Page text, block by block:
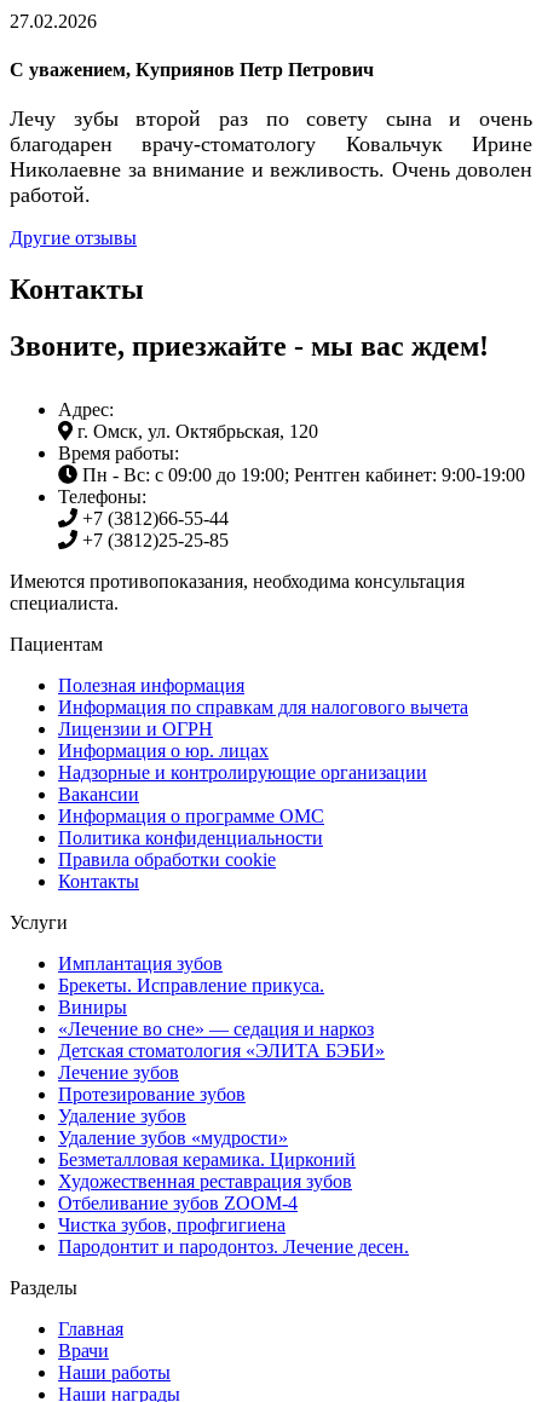
27.02.2026
С уважением, Куприянов Петр Петрович
Лечу зубы второй раз по совету сына и очень
благодарен врачу-стоматологу Ковальчук Ирине
Николаевне за внимание и вежливость. Очень доволен
работой.
Другие отзывы
Контакты
Звоните, приезжайте - мы вас ждем!
Адрес:
г. Омск, ул. Октябрьская, 120
Время работы:
Пн - Вс: с 09:00 до 19:00; Рентген кабинет: 9:00-19:00
Телефоны:
+7 (3812)66-55-44
+7 (3812)25-25-85
Имеются противопоказания, необходима консультация
специалиста.
Пациентам
Полезная информация
Информация по справкам для налогового вычета
Лицензии и ОГРН
Информация о юр. лицах
Надзорные и контролирующие организации
Вакансии
Информация о программе ОМС
Политика конфиденциальности
Правила обработки cookie
Контакты
Услуги
Имплантация зубов
Брекеты. Исправление прикуса.
Виниры
«Лечение во сне» — седация и наркоз
Детская стоматология «ЭЛИТА БЭБИ»
Лечение зубов
Протезирование зубов
Удаление зубов
Удаление зубов «мудрости»
Безметалловая керамика. Цирконий
Художественная реставрация зубов
Отбеливание зубов ZOOM-4
Чистка зубов, профгигиена
Пародонтит и пародонтоз. Лечение десен.
Разделы
Главная
Врачи
Наши работы
Наши награды